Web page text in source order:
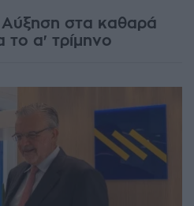
Αύξηση στα καθαρά
το α' τρίμηνο